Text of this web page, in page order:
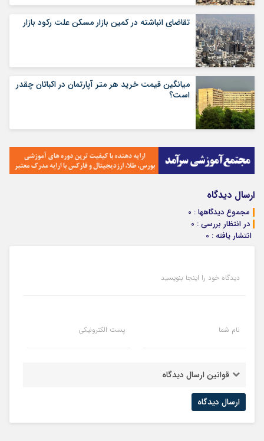
تقاضای انباشته در کمین بازار مسکن علت رکود بازار
میانگین قیمت خرید هر متر آپارتمان در اکباتان چقدر
است؟
ارسال دیدگاه
مجموع دیدگاهها : 0
در انتظار بررسی : 0
انتشار یافته : 0
دیدگاه خود را اینجا بنویسید
نام شما پست الکترونیکی
قوانین ارسال دیدگاه